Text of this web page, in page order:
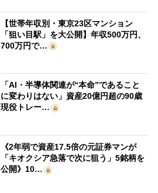
【世帯年収別・東京23区マンション
「狙い目駅」を大公開】年収500万円、
700万円で…
「AI・半導体関連が“本命”であること
に変わりはない」資産20億円超の90歳
現役トレー…
《2年弱で資産17.5倍の元証券マンが
「キオクシア急落で次に狙う」5銘柄を
公開》10…